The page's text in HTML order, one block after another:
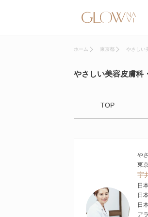
ホーム 東京都 やさしい
やさしい美容皮膚
TOP
や
東
宇
日
日
日
ア